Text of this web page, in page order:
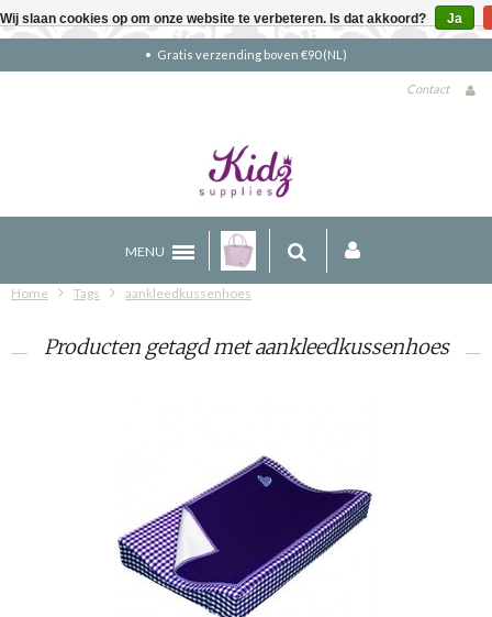
Gratis verzending boven €90 (NL)
Contact
MENU
Home Tags aankleedkussenhoes
Producten getagd met aankleedkussenhoes
Wij slaan cookies op om onze website te verbeteren. Is dat akkoord? Ja